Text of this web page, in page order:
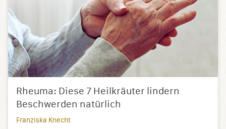
Rheuma: Diese 7 Heilkräuter lindern
Beschwerden natürlich
Franziska Knecht